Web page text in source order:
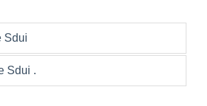
Sdui
Sdui .